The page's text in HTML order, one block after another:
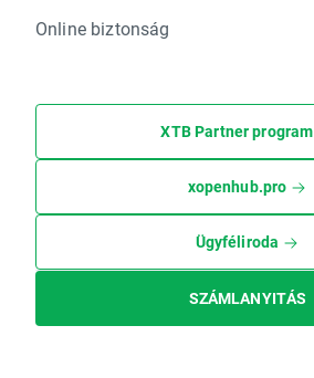
Online biztonság
XTB Partner program
xopenhub.pro
Ügyféliroda
SZÁMLANYITÁS